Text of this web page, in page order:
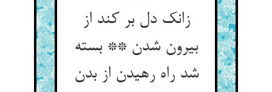
زانک دل بر کند از
بیرون شدن ** بسته
شد راه رهیدن از بدن